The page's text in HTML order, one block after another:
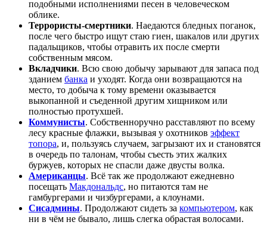
подобными исполнениями песен в человеческом
облике.
Террористы-смертники. Наедаются бледных поганок,
после чего быстро ищут стаю гиен, шакалов или других
падальщиков, чтобы отравить их после смерти
собственным мясом.
Вкладчики. Всю свою добычу зарывают для запаса под
зданием банка и уходят. Когда они возвращаются на
место, то добыча к тому времени оказывается
выкопанной и съеденной другим хищником или
полностью протухшей.
Коммунисты. Собственноручно расставляют по всему
лесу красные флажки, вызывая у охотников эффект
топора, и, пользуясь случаем, загрызают их и становятся
в очередь по талонам, чтобы съесть этих жалких
буржуев, которых не спасли даже двусты волка.
Американцы. Всё так же продолжают ежедневно
посещать Макдональдс, но питаются там не
гамбургерами и чизбургерами, а клоунами.
Сисадмины. Продолжают сидеть за компьютером, как
ни в чём не бывало, лишь слегка обрастая волосами.